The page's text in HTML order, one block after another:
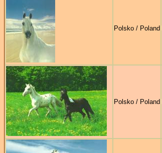
Polsko / Poland
Polsko / Poland